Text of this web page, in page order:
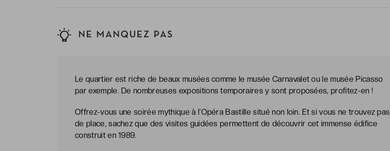
NE MANQUEZ PAS
Le quartier est riche de beaux musées comme le musée Carnavalet ou le musée Picasso
par exemple. De nombreuses expositions temporaires y sont proposées, profitez-en !
Offrez-vous une soirée mythique à l’Opéra Bastille situé non loin. Et si vous ne trouvez pas
de place, sachez que des visites guidées permettent de découvrir cet immense édifice
construit en 1989.